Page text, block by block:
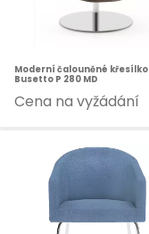
Moderní čalouněné křesílko
Busetto P 280 MD
Cena na vyžádání